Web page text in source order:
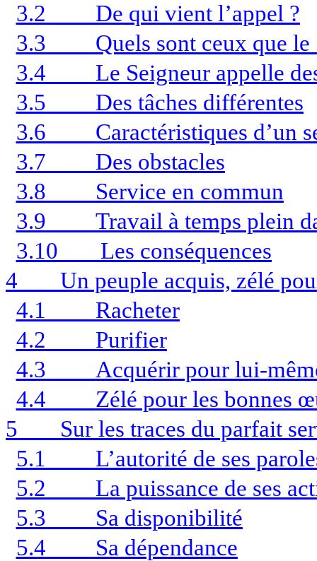
3.2
De qui vient l’appel ?
3.3
Quels sont ceux que
3.4
Le Seigneur appelle
3.5
Des tâches différentes
3.6
Caractéristiques d’un
3.7
Des obstacles
3.8
Service en commun
3.9
Travail à temps plein
3.10
Les conséquences
4
Un peuple acquis, zélé
4.1
Racheter
4.2
Purifier
4.3
Acquérir pour lui-
4.4
Zélé pour les bonnes
5
Sur les traces du parfait
5.1
L’autorité de ses
5.2
La puissance de ses
5.3
Sa disponibilité
5.4
Sa dépendance